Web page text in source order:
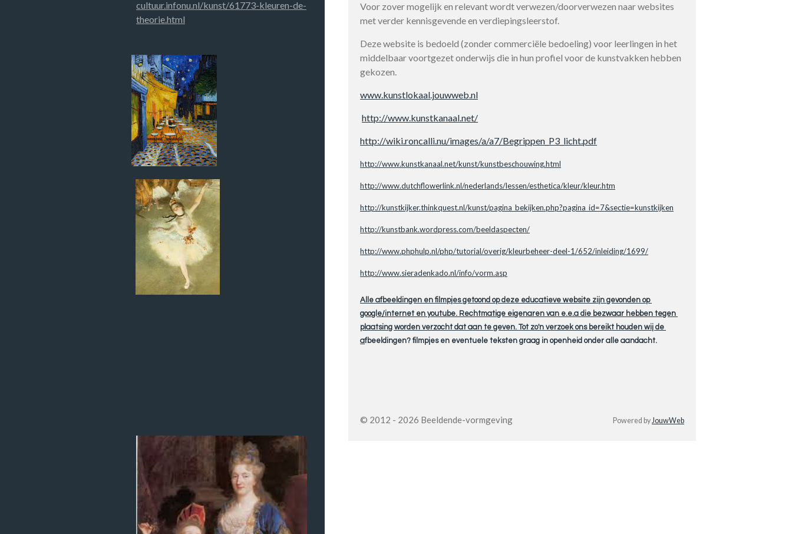
Voor zover mogelijk en relevant wordt verwezen/doorverwezen naar websites
met verder kennisgevende en verdiepingsleerstof.
Deze website is bedoeld (zonder commerciële bedoeling) voor leerlingen in het
middelbaar voortgezet onderwijs die in hun profiel voor de kunstvakken hebben
gekozen.
www.kunstlokaal.jouwweb.nl
http://www.kunstkanaal.net/
http://wiki.roncalli.nu/images/a/a7/Begrippen_P3_licht.pdf
http://www.kunstkanaal.net/kunst/kunstbeschouwing.html
http://www.dutchflowerlink.nl/nederlands/lessen/esthetica/kleur/kleur.htm
http://kunstkijker.thinkquest.nl/kunst/pagina_bekijken.php?pagina_id=7&sectie=kunstkijken
http://kunstbank.wordpress.com/beeldaspecten/
http://www.phphulp.nl/php/tutorial/overig/kleurbeheer-deel-1/652/inleiding/1699/
http://www.sieradenkado.nl/info/vorm.asp
Alle afbeeldingen en filmpjes getoond op deze educatieve website zijn gevonden op
google/internet en youtube. Rechtmatige eigenaren van e.e.a die bezwaar hebben tegen
plaatsing worden verzocht dat aan te geven. Tot zo'n verzoek ons bereikt houden wij de
afbeeldingen? filmpjes en eventuele teksten graag in openheid onder alle aandacht.
© 2012 - 2026 Beeldende-vormgeving Powered by JouwWeb
cultuur.infonu.nl/kunst/61773-kleuren-de-
theorie.html